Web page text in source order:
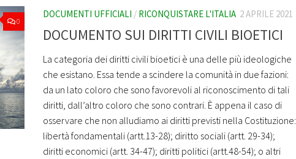
0
DOCUMENTI UFFICIALI / RICONQUISTARE L'ITALIA 2 APRILE 2021
DOCUMENTO SUI DIRITTI CIVILI BIOETICI
La categoria dei diritti civili bioetici è una delle più ideologiche
che esistano. Essa tende a scindere la comunità in due fazioni:
da un lato coloro che sono favorevoli al riconoscimento di tali
diritti, dall’altro coloro che sono contrari. È appena il caso di
osservare che non alludiamo ai diritti previsti nella Costituzione:
libertà fondamentali (artt.13-28); diritto sociali (artt. 29-34);
diritti economici (artt. 34-47); diritti politici (artt.48-54); o altri